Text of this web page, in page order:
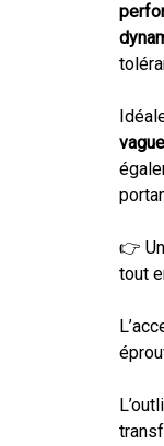
👉
tout